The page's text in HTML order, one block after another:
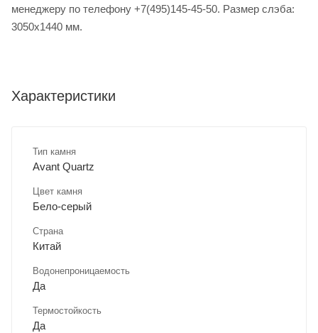
менеджеру по телефону +7(495)145-45-50. Размер слэба:
3050х1440 мм.
Характеристики
Тип камня
Avant Quartz
Цвет камня
Бело-серый
Страна
Китай
Водонепроницаемость
Да
Термостойкость
Да